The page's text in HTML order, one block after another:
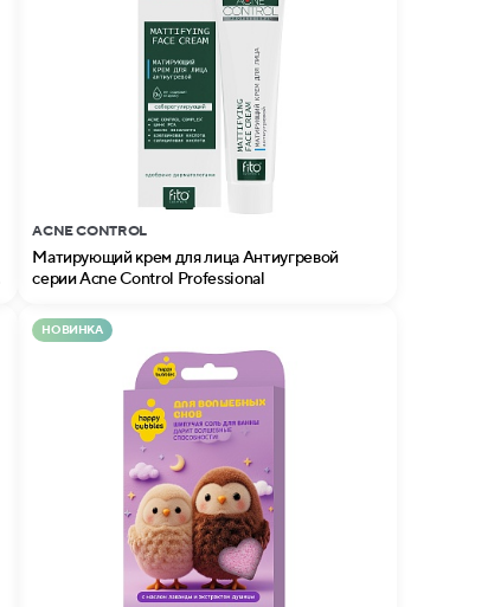
ACNE CONTROL
Матирующий крем для лица Антиугревой
серии Acne Control Professional
НОВИНКА